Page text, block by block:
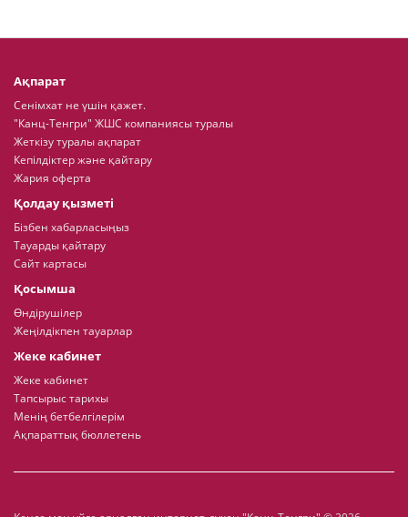
Ақпарат
Сенімхат не үшін қажет.
"Канц-Тенгри" ЖШС компаниясы туралы
Жеткізу туралы ақпарат
Кепілдіктер және қайтару
Жария оферта
Қолдау қызметі
Бізбен хабарласыңыз
Тауарды қайтару
Сайт картасы
Қосымша
Өндірушілер
Жеңілдікпен тауарлар
Жеке кабинет
Жеке кабинет
Тапсырыс тарихы
Менің бетбелгілерім
Ақпараттық бюллетень